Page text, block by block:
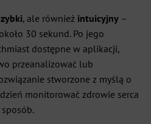
, ale również intuicyjny –
30 sekund. Po jego
dostępne w aplikacji,
przeanalizować lub
stworzone z myślą o
monitorować zdrowie serca